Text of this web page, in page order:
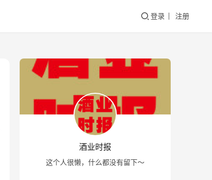
登录 注册
酒业时报
这个人很懒，什么都没有留下～